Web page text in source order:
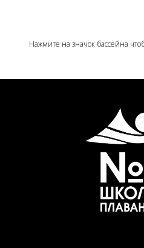
Нажмите на значок бассейна